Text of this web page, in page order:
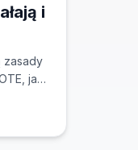
i
zasady
jak